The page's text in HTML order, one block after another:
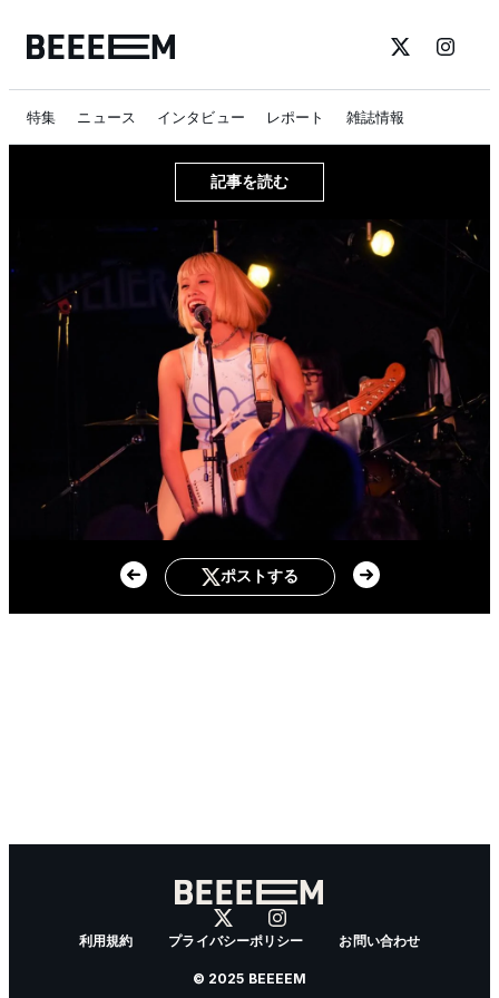
特集 ニュース インタビュー レポート 雑誌情報
記事を読む
ポストする
利用規約 プライバシーポリシー お問い合わせ
© 2025 BEEEEM